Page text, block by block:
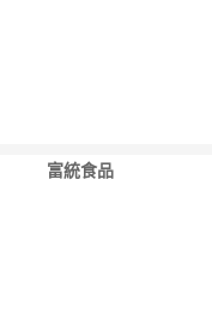
富統食品